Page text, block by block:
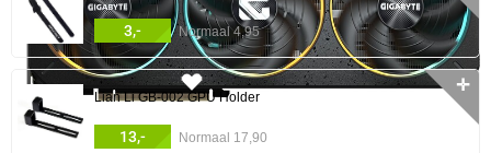
216x
3,- Normaal 4,95
Lian Li GB-002 GPU Holder
13,- Normaal 17,90
✛